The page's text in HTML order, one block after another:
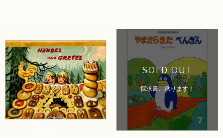
SOLD OUT
探求書、承ります！